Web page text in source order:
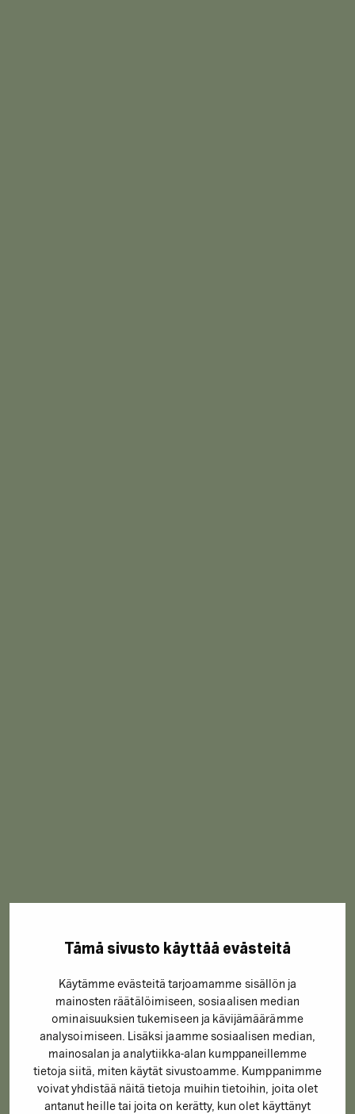
Tämä sivusto käyttää evästeitä
Käytämme evästeitä tarjoamamme sisällön ja
mainosten räätälöimiseen, sosiaalisen median
ominaisuuksien tukemiseen ja kävijämäärämme
analysoimiseen. Lisäksi jaamme sosiaalisen median,
mainosalan ja analytiikka-alan kumppaneillemme
tietoja siitä, miten käytät sivustoamme. Kumppanimme
voivat yhdistää näitä tietoja muihin tietoihin, joita olet
antanut heille tai joita on kerätty, kun olet käyttänyt